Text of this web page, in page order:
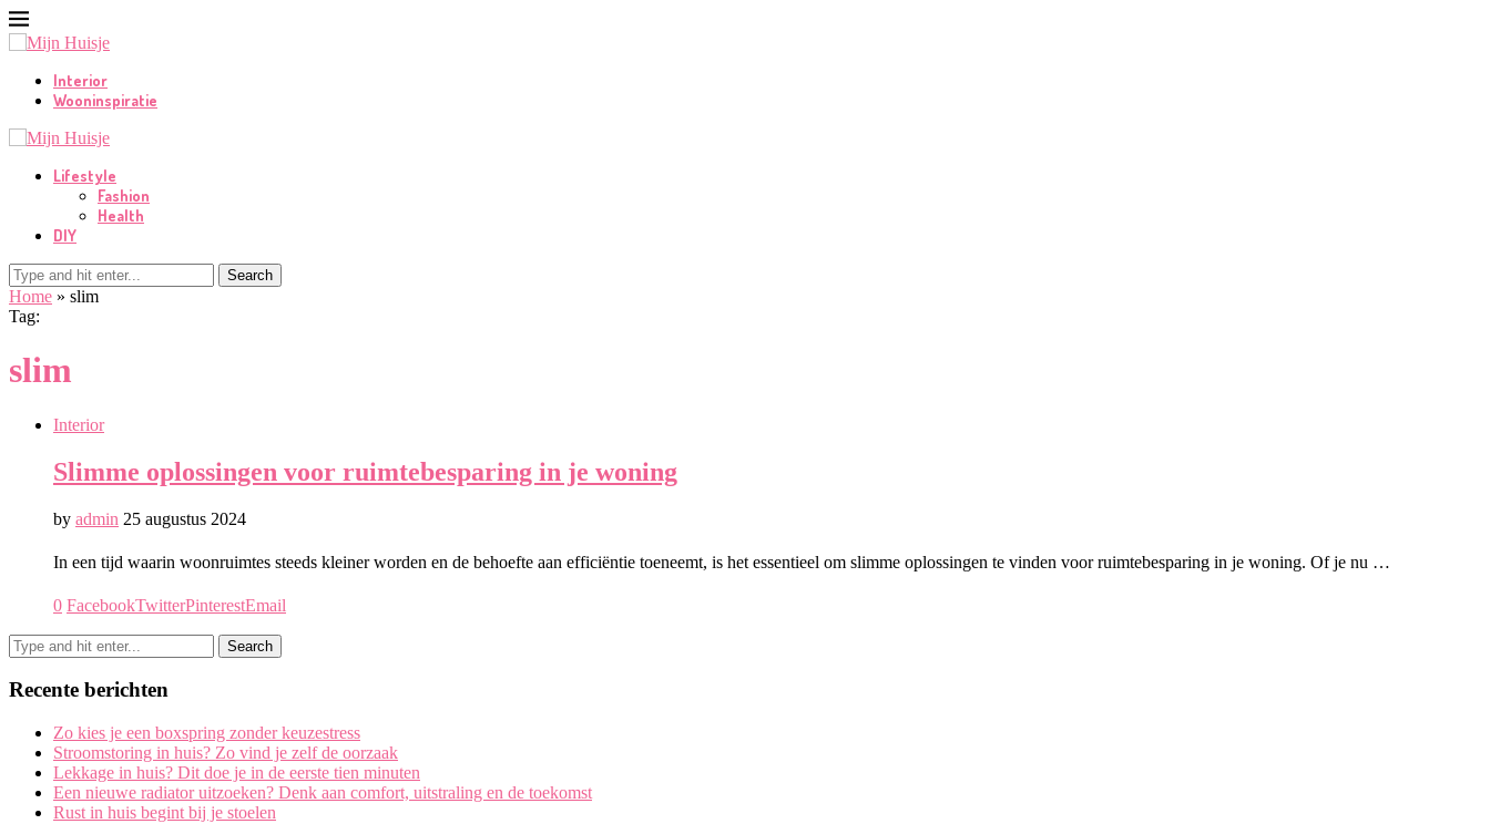
Interior
Wooninspiratie
Lifestyle
Fashion
Health
DIY
Search
Home » slim
Tag:
slim
Interior
Slimme oplossingen voor ruimtebesparing in je woning
by admin 25 augustus 2024
In een tijd waarin woonruimtes steeds kleiner worden en de behoefte aan efficiëntie toeneemt, is het essentieel om slimme oplossingen te vinden voor ruimtebesparing in je woning. Of je nu …
0 FacebookTwitterPinterestEmail
Recente berichten
Zo kies je een boxspring zonder keuzestress
Stroomstoring in huis? Zo vind je zelf de oorzaak
Lekkage in huis? Dit doe je in de eerste tien minuten
Een nieuwe radiator uitzoeken? Denk aan comfort, uitstraling en de toekomst
Rust in huis begint bij je stoelen